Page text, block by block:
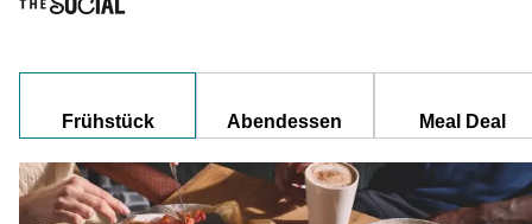
Frühstück Abendessen Meal Deal